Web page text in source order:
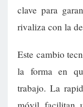
clave para
rivaliza con la
Este cambio
la forma en
trabajo. La